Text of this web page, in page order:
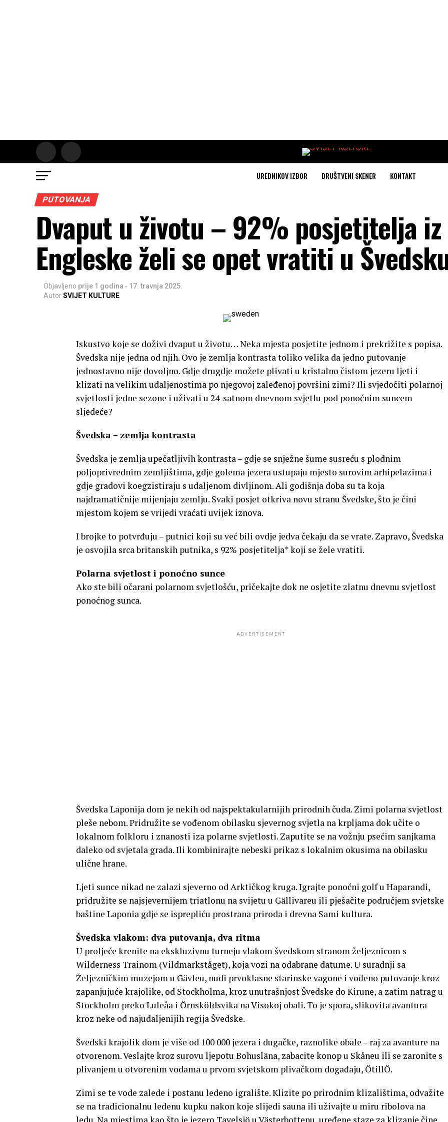
UREDNIKOV IZBOR DRUŠTVENI SKENER KONTAKT
PUTOVANJA
Dvaput u životu – 92% posjetitelja iz
Engleske želi se opet vratiti u
Objavljeno prije 1 godina - 17. travnja 2025.
AutorSVIJET KULTURE
Iskustvo koje se doživi dvaput u životu… Neka mjesta posjetite jednom i prekrižite s popisa.
Švedska nije jedna od njih. Ovo je zemlja kontrasta toliko velika da jedno putovanje
jednostavno nije dovoljno. Gdje drugdje možete plivati ​​u kristalno čistom jezeru ljeti i
klizati na velikim udaljenostima po njegovoj zaleđenoj površini zimi? Ili svjedočiti polarnoj
svjetlosti jedne sezone i uživati ​​u 24-satnom dnevnom svjetlu pod ponoćnim suncem
sljedeće?
Švedska – zemlja kontrasta
Švedska je zemlja upečatljivih kontrasta – gdje se snježne šume susreću s plodnim
poljoprivrednim zemljištima, gdje golema jezera ustupaju mjesto surovim arhipelazima i
gdje gradovi koegzistiraju s udaljenom divljinom. Ali godišnja doba su ta koja
najdramatičnije mijenjaju zemlju. Svaki posjet otkriva novu stranu Švedske, što je čini
mjestom kojem se vrijedi vraćati uvijek iznova.
I brojke to potvrđuju – putnici koji su već bili ovdje jedva čekaju da se vrate. Zapravo, Švedska
je osvojila srca britanskih putnika, s 92% posjetitelja* koji se žele vratiti.
Polarna svjetlost i ponoćno sunce
Ako ste bili očarani polarnom svjetlošću, pričekajte dok ne osjetite zlatnu dnevnu svjetlost
ponoćnog sunca.
ADVERTISEMENT
Švedska Laponija dom je nekih od najspektakularnijih prirodnih čuda. Zimi polarna svjetlost
pleše nebom. Pridružite se vođenom obilasku sjevernog svjetla na krpljama dok učite o
lokalnom folkloru i znanosti iza polarne svjetlosti. Zaputite se na vožnju psećim sanjkama
daleko od svjetala grada. Ili kombinirajte nebeski prikaz s lokalnim okusima na obilasku
ulične hrane.
Ljeti sunce nikad ne zalazi sjeverno od Arktičkog kruga. Igrajte ponoćni golf u Haparandi,
pridružite se najsjevernijem triatlonu na svijetu u Gällivareu ili pješačite područjem svjetske
baštine Laponia gdje se isprepliću prostrana priroda i drevna Sami kultura.
Švedska vlakom: dva putovanja, dva ritma
U proljeće krenite na ekskluzivnu turneju vlakom švedskom stranom željeznicom s
Wilderness Trainom (Vildmarkståget), koja vozi na odabrane datume. U suradnji sa
Željezničkim muzejom u Gävleu, nudi prvoklasne starinske vagone i vođeno putovanje kroz
zapanjujuće krajolike, od Stockholma, kroz unutrašnjost Švedske do Kirune, a zatim natrag u
Stockholm preko Luleåa i Örnsköldsvika na Visokoj obali. To je spora, slikovita avantura
kroz neke od najudaljenijih regija Švedske.
Švedski krajolik dom je više od 100 000 jezera i dugačke, raznolike obale – raj za avanture na
otvorenom. Veslajte kroz surovu ljepotu Bohusläna, zabacite konop u Skåneu ili se zaronite s
plivanjem u otvorenim vodama u prvom svjetskom plivačkom događaju, ÖtillÖ.
Zimi se te vode zalede i postanu ledeno igralište. Klizite po prirodnim klizalištima, odvažite
se na tradicionalnu ledenu kupku nakon koje slijedi sauna ili uživajte u miru ribolova na